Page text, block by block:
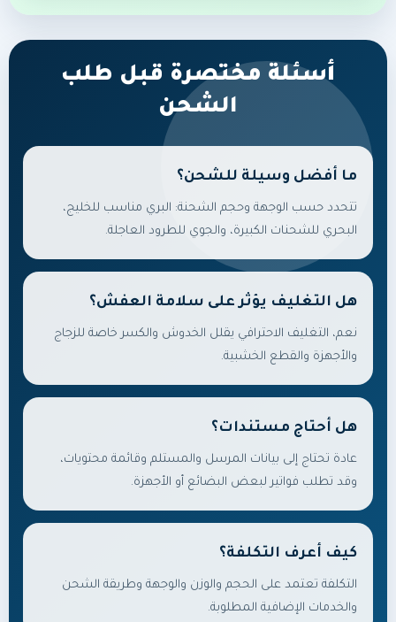
أسئلة مختصرة قبل طلب
الشحن
ما أفضل وسيلة للشحن؟
تتحدد حسب الوجهة وحجم الشحنة: البري مناسب للخليج،
البحري للشحنات الكبيرة، والجوي للطرود العاجلة.
هل التغليف يؤثر على سلامة العفش؟
نعم، التغليف الاحترافي يقلل الخدوش والكسر خاصة للزجاج
والأجهزة والقطع الخشبية.
هل أحتاج مستندات؟
عادة تحتاج إلى بيانات المرسل والمستلم وقائمة محتويات،
وقد تطلب فواتير لبعض البضائع أو الأجهزة.
كيف أعرف التكلفة؟
التكلفة تعتمد على الحجم والوزن والوجهة وطريقة الشحن
والخدمات الإضافية المطلوبة.